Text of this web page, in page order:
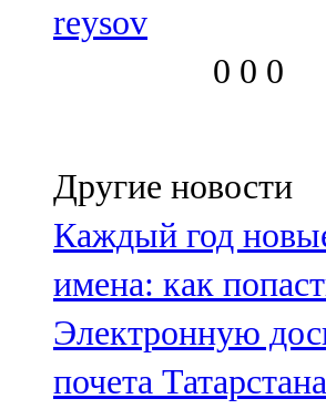
reysov
0 0 0
Другие новости
Каждый год
имена: как
Электронную
почета Татарстана